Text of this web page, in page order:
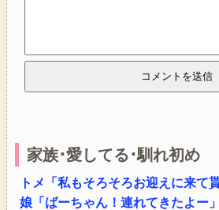
家族･愛してる･馴れ初め
トメ「私もそろそろお迎えに来て
娘「ばーちゃん！連れてきたよー